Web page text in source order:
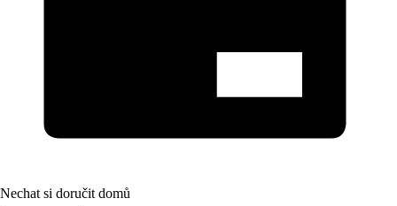
Nechat si doručit domů